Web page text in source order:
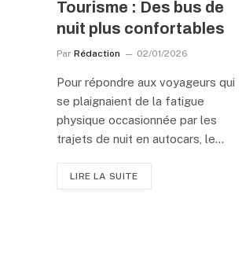
Tourisme : Des bus de
nuit plus confortables
Par Rédaction 02/01/2026
Pour répondre aux voyageurs qui
se plaignaient de la fatigue
physique occasionnée par les
trajets de nuit en autocars, le…
LIRE LA SUITE